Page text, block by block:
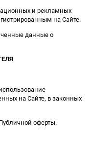
и рекламных
на Сайте.
данные о
на Сайте, в законных
оферты.